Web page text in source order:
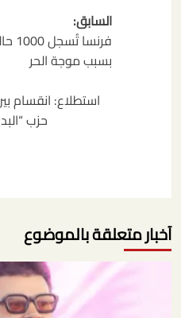
تصفّح
المقالات
السابق:
بسبب موجة الحر
استطلاع: انقسام
حزب
آخبار متعلقة بالموضوع